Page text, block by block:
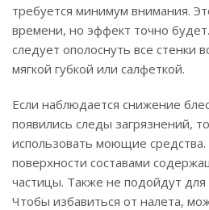
требуется минимум внимания.
времени, но эффект точно
следует ополоснуть все стенки
мягкой губкой или салфеткой.
Если наблюдается снижение
появились следы загрязнений,
использовать моющие
поверхности составами
частицы. Также не подойдут
Чтобы избавиться от налета,